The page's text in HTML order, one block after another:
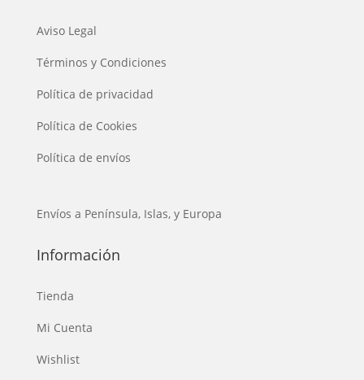
Aviso Legal
Términos y Condiciones
Política de privacidad
Política de Cookies
Política de envíos
Envíos a Península, Islas, y Europa
Información
Tienda
Mi Cuenta
Wishlist